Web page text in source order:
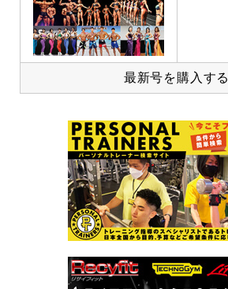
最新号を購入する